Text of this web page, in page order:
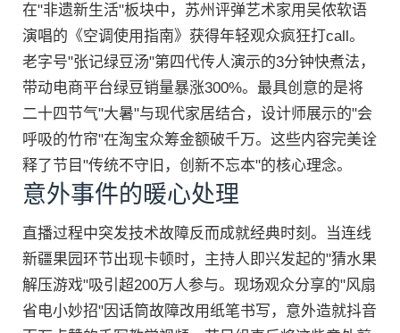
在"非遗新生活"板块中，苏州评弹艺术家用吴侬软语
演唱的《空调使用指南》获得年轻观众疯狂打call。
老字号"张记绿豆汤"第四代传人演示的3分钟快煮法，
带动电商平台绿豆销量暴涨300%。最具创意的是将
二十四节气"大暑"与现代家居结合，设计师展示的"会
呼吸的竹帘"在淘宝众筹金额破千万。这些内容完美诠
释了节目"传统不守旧，创新不忘本"的核心理念。
意外事件的暖心处理
直播过程中突发技术故障反而成就经典时刻。当连线
新疆果园环节出现卡顿时，主持人即兴发起的"猜水果
解压游戏"吸引超200万人参与。现场观众分享的"风扇
省电小妙招"因话筒故障改用纸笔书写，意外造就抖音